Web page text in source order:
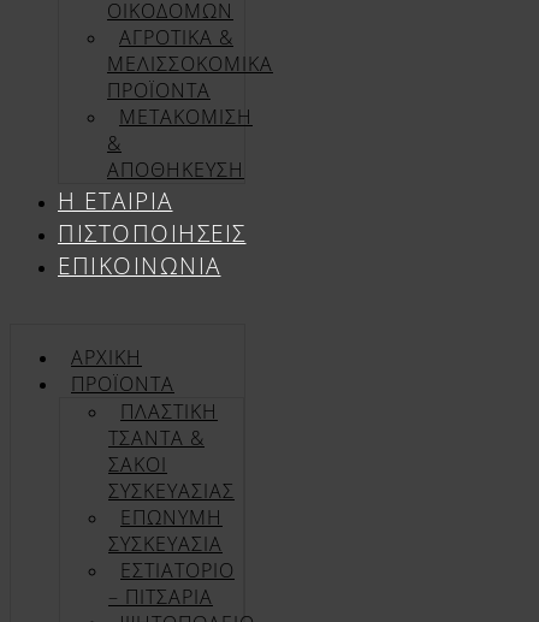
ΟΙΚΟΔΟΜΩΝ
ΑΓΡΟΤΙΚΑ &
ΜΕΛΙΣΣΟΚΟΜΙΚΑ
ΠΡΟΪΟΝΤΑ
ΜΕΤΑΚΟΜΙΣΗ
&
ΑΠΟΘΗΚΕΥΣΗ
Η ΕΤΑΙΡΊΑ
ΠΙΣΤΟΠΟΙΉΣΕΙΣ
ΕΠΙΚΟΙΝΩΝΊΑ
ΑΡΧΙΚΉ
ΠΡΟΪΌΝΤΑ
ΠΛΑΣΤΙΚΗ
ΤΣΑΝΤΑ &
ΣΑΚΟΙ
ΣΥΣΚΕΥΑΣΙΑΣ
ΕΠΏΝΥΜΗ
ΣΥΣΚΕΥΑΣΊΑ
ΕΣΤΙΑΤΟΡΙΟ
– ΠΙΤΣΑΡΙΑ